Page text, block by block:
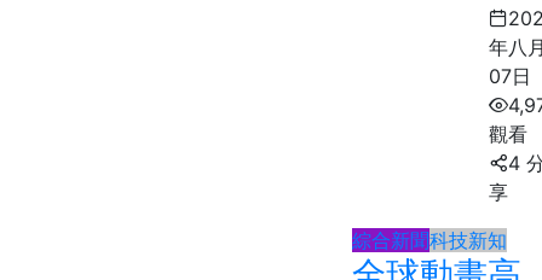
年八
07日
觀看
4
享
綜合新聞科技新知